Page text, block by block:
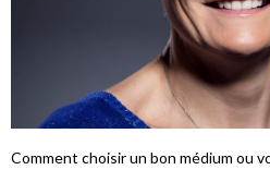
Comment choisir un bon médium ou